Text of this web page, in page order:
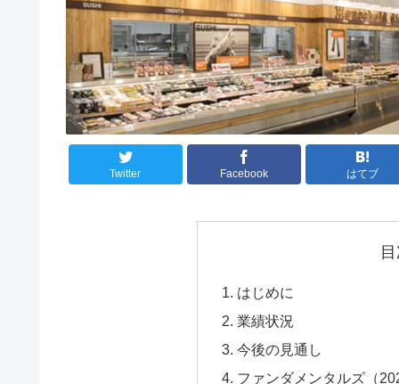
Twitter Facebook はてブ
はじめに
業績状況
今後の見通し
ファンダメンタルズ（